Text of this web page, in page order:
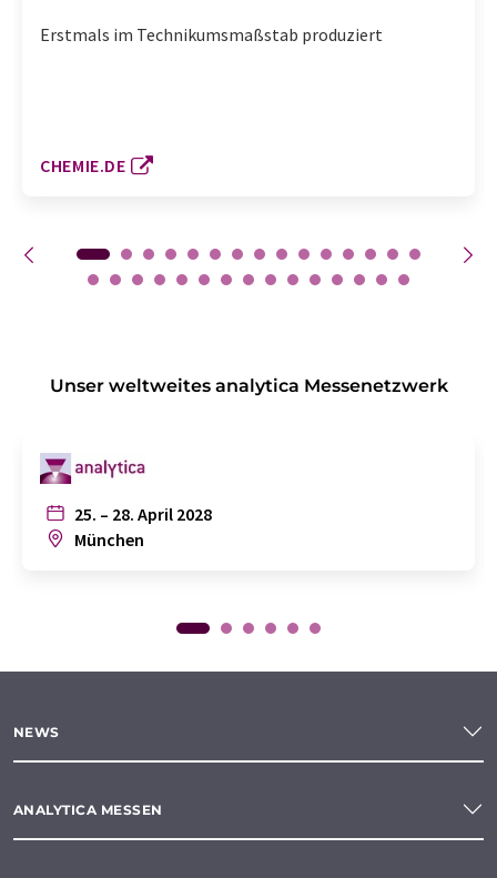
Erstmals im Technikumsmaßstab produziert
CHEMIE.DE
Unser weltweites analytica Messenetzwerk
25. – 28. April 2028
München
NEWS
ANALYTICA MESSEN